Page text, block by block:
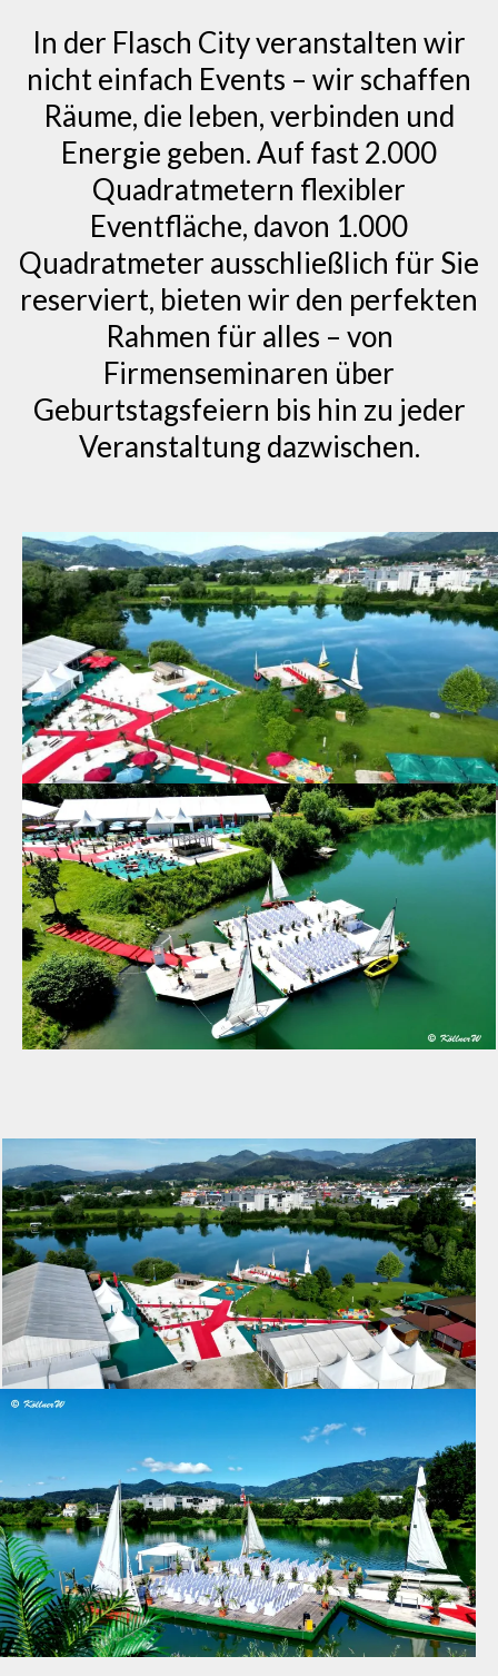
In der Flasch City veranstalten wir
nicht einfach Events – wir schaffen
Räume, die leben, verbinden und
Energie geben. Auf fast 2.000
Quadratmetern flexibler
Eventfläche, davon 1.000
Quadratmeter ausschließlich für Sie
reserviert, bieten wir den perfekten
Rahmen für alles – von
Firmenseminaren über
Geburtstagsfeiern bis hin zu jeder
Veranstaltung dazwischen.